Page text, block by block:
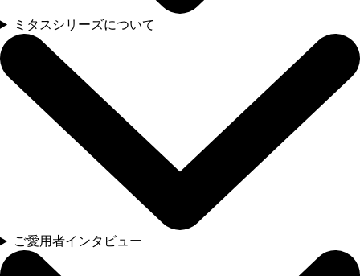
ミタスシリーズについて
ご愛用者インタビュー